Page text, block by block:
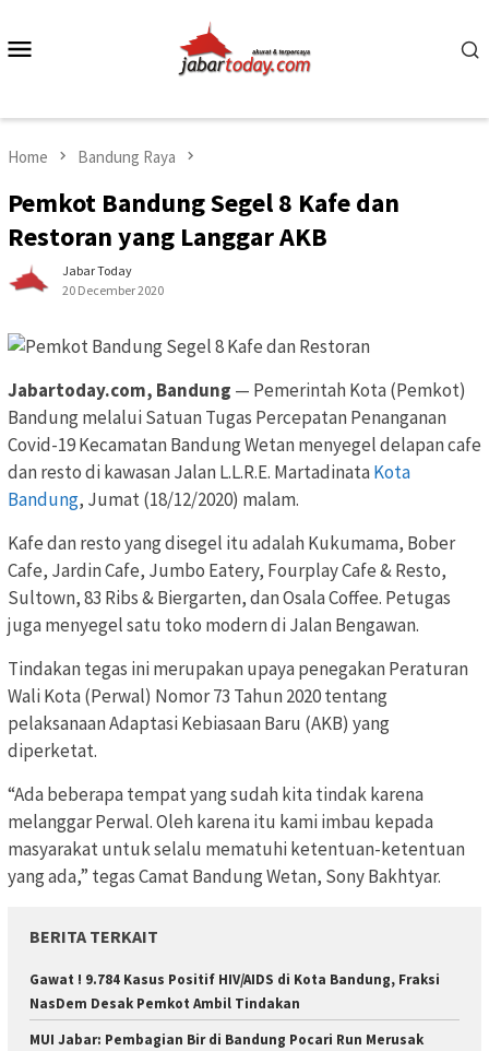
content
Home Bandung Raya
Pemkot Bandung Segel 8 Kafe dan
Restoran yang Langgar AKB
Jabar Today
20 December 2020
Jabartoday.com, Bandung — Pemerintah Kota (Pemkot)
Bandung melalui Satuan Tugas Percepatan Penanganan
Covid-19 Kecamatan Bandung Wetan menyegel delapan cafe
dan resto di kawasan Jalan L.L.R.E. MartadinataKota
Bandung, Jumat (18/12/2020) malam.
Kafe dan resto yang disegel itu adalah Kukumama, Bober
Cafe, Jardin Cafe, Jumbo Eatery, Fourplay Cafe & Resto,
Sultown, 83 Ribs & Biergarten, dan Osala Coffee. Petugas
juga menyegel satu toko modern di Jalan Bengawan.
Tindakan tegas ini merupakan upaya penegakan Peraturan
Wali Kota (Perwal) Nomor 73 Tahun 2020 tentang
pelaksanaan Adaptasi Kebiasaan Baru (AKB) yang
diperketat.
“Ada beberapa tempat yang sudah kita tindak karena
melanggar Perwal. Oleh karena itu kami imbau kepada
masyarakat untuk selalu mematuhi ketentuan-ketentuan
yang ada,” tegas Camat Bandung Wetan, Sony Bakhtyar.
BERITA TERKAIT
Gawat ! 9.784 Kasus Positif HIV/AIDS di Kota Bandung, Fraksi
NasDem Desak Pemkot Ambil Tindakan
MUI Jabar: Pembagian Bir di Bandung Pocari Run Merusak